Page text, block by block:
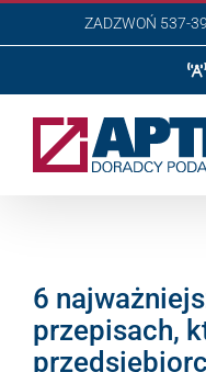
do
ZADZWOŃ 537-
6
przepisach,